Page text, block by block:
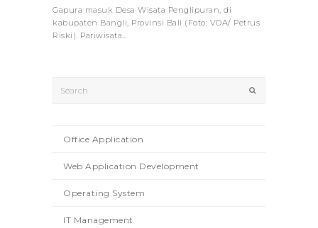
Gapura masuk Desa Wisata Penglipuran, di
kabupaten Bangli, Provinsi Bali (Foto: VOA/ Petrus
Riski). Pariwisata…
Office Application
Web Application Development
Operating System
IT Management